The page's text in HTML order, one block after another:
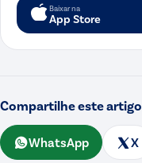
Baixar na
App Store
Compartilhe este artigo
WhatsApp X